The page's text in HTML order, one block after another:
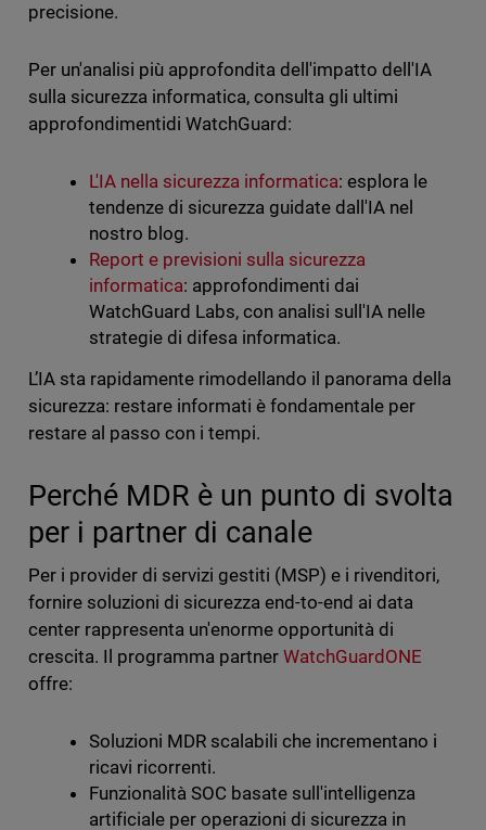
precisione.
Per un'analisi più approfondita dell'impatto dell'IA
sulla sicurezza informatica, consulta gli ultimi
approfondimentidi WatchGuard:
L'IA nella sicurezza informatica: esplora le
tendenze di sicurezza guidate dall'IA nel
nostro blog.
Report e previsioni sulla sicurezza
informatica: approfondimenti dai
WatchGuard Labs, con analisi sull'IA nelle
strategie di difesa informatica.
L’IA sta rapidamente rimodellando il panorama della
sicurezza: restare informati è fondamentale per
restare al passo con i tempi.
Perché MDR è un punto di svolta
per i partner di canale
Per i provider di servizi gestiti (MSP) e i rivenditori,
fornire soluzioni di sicurezza end-to-end ai data
center rappresenta un'enorme opportunità di
crescita. Il programma partner WatchGuardONE
offre:
Soluzioni MDR scalabili che incrementano i
ricavi ricorrenti.
Funzionalità SOC basate sull'intelligenza
artificiale per operazioni di sicurezza in